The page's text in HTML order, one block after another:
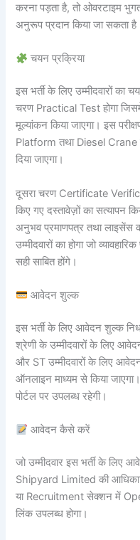
करना पड़ता है, तो ओवरटाइम
अनुरूप प्रदान किया जा सकता
चयन प्रक्रिया
इस भर्ती के लिए उम्मीदवारों का
चरण Practical Test होगा जिसमें
मूल्यांकन किया जाएगा। इस
Platform तथा Diesel Crane
दिया जाएगा।
दूसरा चरण Certificate
किए गए दस्तावेज़ों का सत्यापन
अनुभव प्रमाणपत्र तथा लाइसेंस
उम्मीदवारों का होगा जो
सही साबित होंगे।
आवेदन शुल्क
इस भर्ती के लिए आवेदन शुल्क
श्रेणी के उम्मीदवारों के लिए
और ST उम्मीदवारों के लिए
ऑनलाइन माध्यम से किया
पोर्टल पर उपलब्ध रहेगी।
आवेदन कैसे करें
जो उम्मीदवार इस भर्ती के लिए
Shipyard Limited की
या Recruitment सेक्शन में
लिंक उपलब्ध होगा।